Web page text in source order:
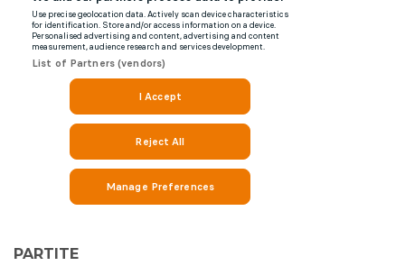
PARTITE